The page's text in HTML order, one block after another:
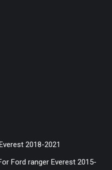
2018-2021
Ford ranger Everest 2015-